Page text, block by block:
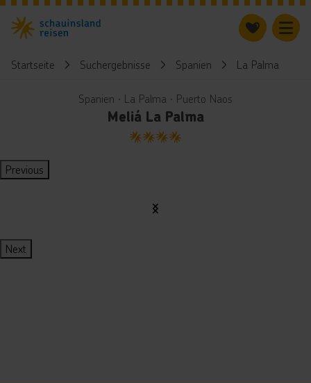
Startseite Suchergebnisse Spanien La Palma
Spanien ∙ La Palma ∙ Puerto Naos
Meliá La Palma
4
Previous
Next